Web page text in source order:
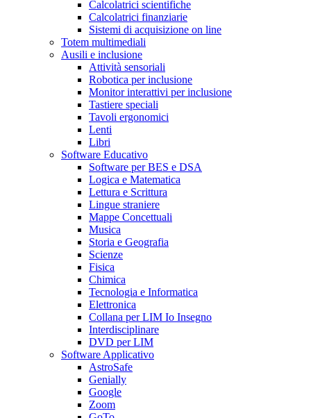
Calcolatrici scientifiche
Calcolatrici finanziarie
Sistemi di acquisizione on line
Totem multimediali
Ausili e inclusione
Attività sensoriali
Robotica per inclusione
Monitor interattivi per inclusione
Tastiere speciali
Tavoli ergonomici
Lenti
Libri
Software Educativo
Software per BES e DSA
Logica e Matematica
Lettura e Scrittura
Lingue straniere
Mappe Concettuali
Musica
Storia e Geografia
Scienze
Fisica
Chimica
Tecnologia e Informatica
Elettronica
Collana per LIM Io Insegno
Interdisciplinare
DVD per LIM
Software Applicativo
AstroSafe
Genially
Google
Zoom